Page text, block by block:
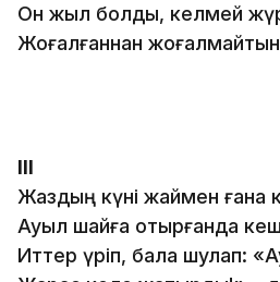
Он жыл болды, келмей
Жоғалғаннан
ІІІ
Жаздың күні жаймен ғана
Ауыл шайға отырғанда
Иттер үріп, бала шулап: